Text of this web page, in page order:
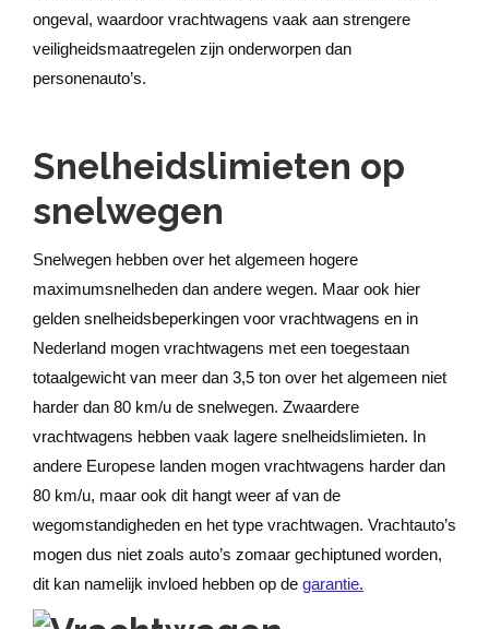
ongeval, waardoor vrachtwagens vaak aan strengere
veiligheidsmaatregelen zijn onderworpen dan
personenauto’s.
Snelheidslimieten op
snelwegen
Snelwegen hebben over het algemeen hogere
maximumsnelheden dan andere wegen. Maar ook hier
gelden snelheidsbeperkingen voor vrachtwagens en in
Nederland mogen vrachtwagens met een toegestaan ​​
totaalgewicht van meer dan 3,5 ton over het algemeen niet
harder dan 80 km/u de snelwegen. Zwaardere
vrachtwagens hebben vaak lagere snelheidslimieten. In
andere Europese landen mogen vrachtwagens harder dan
80 km/u, maar ook dit hangt weer af van de
wegomstandigheden en het type vrachtwagen. Vrachtauto’s
mogen dus niet zoals auto’s zomaar gechiptuned worden,
dit kan namelijk invloed hebben op de garantie.